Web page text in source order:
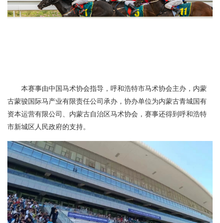
本赛事由中国马术协会指导，呼和浩特市马术协会主办，内蒙
古蒙骏国际马产业有限责任公司承办，协办单位为内蒙古青城国有
资本运营有限公司、内蒙古自治区马术协会，赛事还得到呼和浩特
市新城区人民政府的支持。